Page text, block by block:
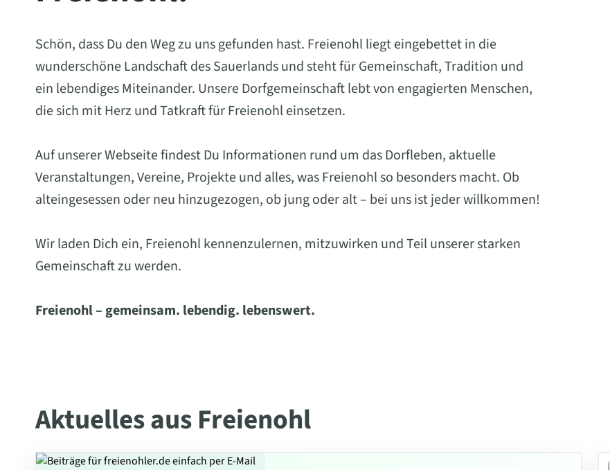
Schön, dass Du den Weg zu uns gefunden hast. Freienohl liegt eingebettet in die
wunderschöne Landschaft des Sauerlands und steht für Gemeinschaft, Tradition und
ein lebendiges Miteinander. Unsere Dorfgemeinschaft lebt von engagierten Menschen,
die sich mit Herz und Tatkraft für Freienohl einsetzen.
Auf unserer Webseite findest Du Informationen rund um das Dorfleben, aktuelle
Veranstaltungen, Vereine, Projekte und alles, was Freienohl so besonders macht. Ob
alteingesessen oder neu hinzugezogen, ob jung oder alt – bei uns ist jeder willkommen!
Wir laden Dich ein, Freienohl kennenzulernen, mitzuwirken und Teil unserer starken
Gemeinschaft zu werden.
Freienohl – gemeinsam. lebendig. lebenswert.
Aktuelles aus Freienohl